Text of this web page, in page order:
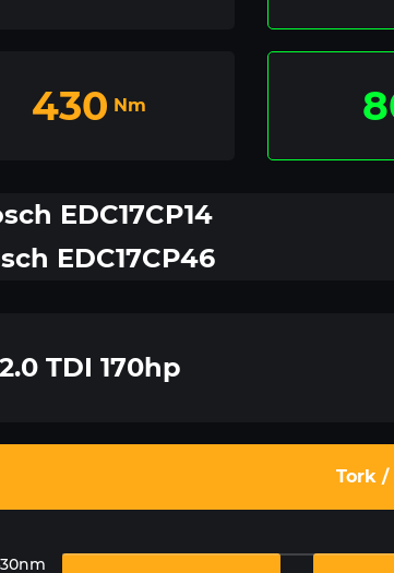
430 Nm
EDC17CP14
EDC17CP46
2.0 TDI 170hp
Tork /